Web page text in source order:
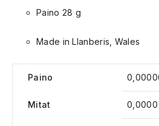
Paino 28 g
Made in Llanberis, Wales
Paino
Mitat 0,0000